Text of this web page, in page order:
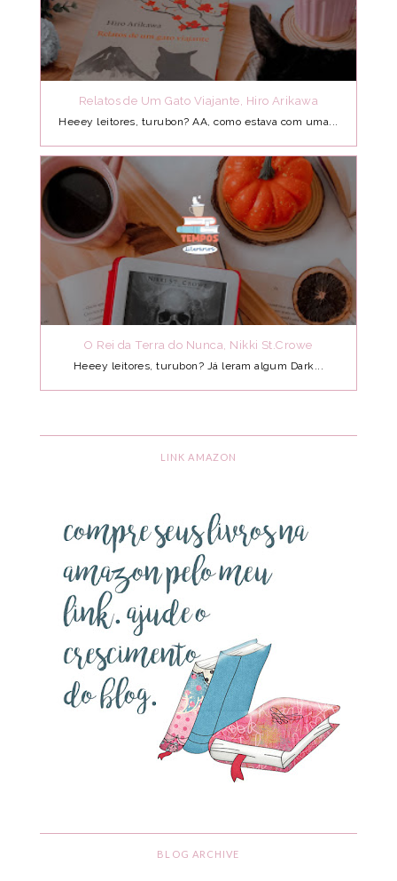
Relatos de Um Gato Viajante, Hiro Arikawa
Heeey leitores, turubon? AA, como estava com uma...
O Rei da Terra do Nunca, Nikki St.Crowe
Heeey leitores, turubon? Já leram algum Dark...
LINK AMAZON
BLOG ARCHIVE